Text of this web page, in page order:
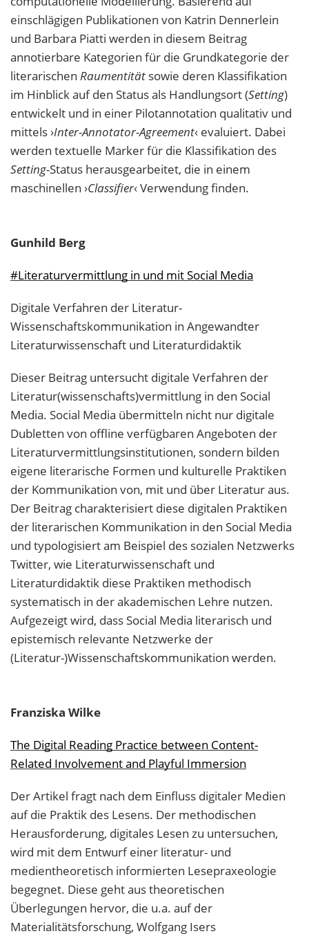
einschlägigen Publikationen von Katrin Dennerlein
und Barbara Piatti werden in diesem Beitrag
annotierbare Kategorien für die Grundkategorie der
literarischen Raumentität sowie deren Klassifikation
im Hinblick auf den Status als Handlungsort (Setting)
entwickelt und in einer Pilotannotation qualitativ und
mittels ›Inter-Annotator-Agreement‹ evaluiert. Dabei
werden textuelle Marker für die Klassifikation des
Setting-Status herausgearbeitet, die in einem
maschinellen ›Classifier‹ Verwendung finden.
Gunhild Berg
#Literaturvermittlung in und mit Social Media
Digitale Verfahren der Literatur-
Wissenschaftskommunikation in Angewandter
Literaturwissenschaft und Literaturdidaktik
Dieser Beitrag untersucht digitale Verfahren der
Literatur(wissenschafts)vermittlung in den Social
Media. Social Media übermitteln nicht nur digitale
Dubletten von offline verfügbaren Angeboten der
Literaturvermittlungsinstitutionen, sondern bilden
eigene literarische Formen und kulturelle Praktiken
der Kommunikation von, mit und über Literatur aus.
Der Beitrag charakterisiert diese digitalen Praktiken
der literarischen Kommunikation in den Social Media
und typologisiert am Beispiel des sozialen Netzwerks
Twitter, wie Literaturwissenschaft und
Literaturdidaktik diese Praktiken methodisch
systematisch in der akademischen Lehre nutzen.
Aufgezeigt wird, dass Social Media literarisch und
epistemisch relevante Netzwerke der
(Literatur-)Wissenschaftskommunikation werden.
Franziska Wilke
The Digital Reading Practice between Content-
Related Involvement and Playful Immersion
Der Artikel fragt nach dem Einfluss digitaler Medien
auf die Praktik des Lesens. Der methodischen
Herausforderung, digitales Lesen zu untersuchen,
wird mit dem Entwurf einer literatur- und
medientheoretisch informierten Lesepraxeologie
begegnet. Diese geht aus theoretischen
Überlegungen hervor, die u.a. auf der
Materialitätsforschung, Wolfgang Isers